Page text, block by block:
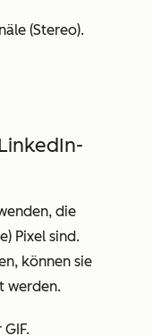
(Stereo).
die
Pixel sind.
können sie
werden.
GIF.